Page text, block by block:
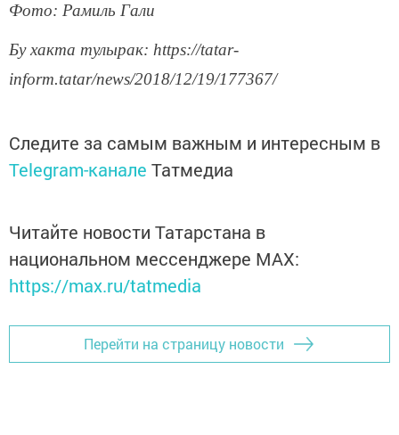
Фото: Рамиль Гали
Бу хакта тулырак: https://tatar-
inform.tatar/news/2018/12/19/177367/
Следите за самым важным и интересным в
Telegram-канале Татмедиа
Читайте новости Татарстана в
национальном мессенджере MАХ:
https://max.ru/tatmedia
Перейти на страницу новости